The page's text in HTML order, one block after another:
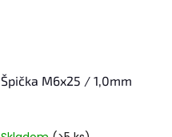
Špička M6x25 / 1,0mm